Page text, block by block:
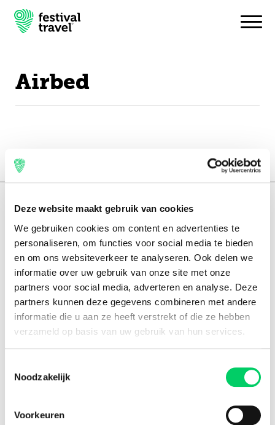
Deze website maakt gebruik van cookies
We gebruiken cookies om content en advertenties te
personaliseren, om functies voor social media te bieden
en om ons websiteverkeer te analyseren. Ook delen we
informatie over uw gebruik van onze site met onze
partners voor social media, adverteren en analyse. Deze
partners kunnen deze gegevens combineren met andere
informatie die u aan ze heeft verstrekt of die ze hebben
verzameld op basis van uw gebruik van hun services.
Noodzakelijk
Voorkeuren
Festivals
Contact
Dutch
English
Airbed
151.000+ travellers
+15 years experience
8.8 from ourreviews
Partners
Press
Facebook Instagram